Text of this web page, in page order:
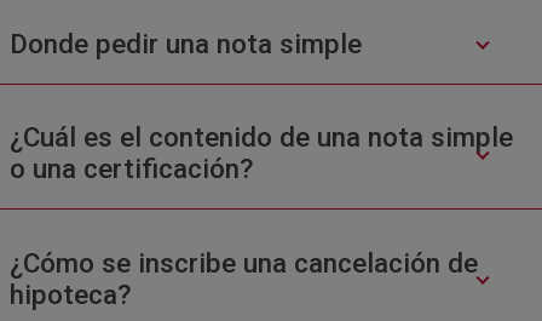
Donde pedir una nota simple
¿Cuál es el contenido de una nota simple
o una certificación?
¿Cómo se inscribe una cancelación de
hipoteca?